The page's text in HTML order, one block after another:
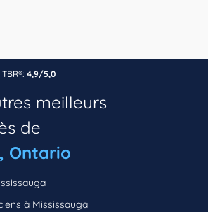
4,9/5,0
meilleurs
de
Ontario
à Mississauga